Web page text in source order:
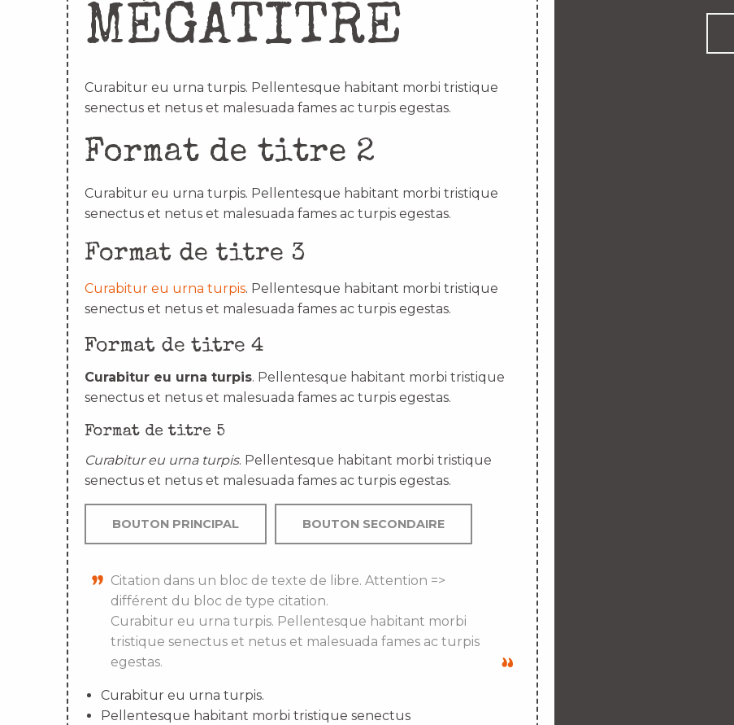
MÉGATITRE
Curabitur eu urna turpis. Pellentesque habitant morbi tristique
senectus et netus et malesuada fames ac turpis egestas.
Format de titre 2
Curabitur eu urna turpis. Pellentesque habitant morbi tristique
senectus et netus et malesuada fames ac turpis egestas.
Format de titre 3
Curabitur eu urna turpis. Pellentesque habitant morbi tristique
senectus et netus et malesuada fames ac turpis egestas.
Format de titre 4
Curabitur eu urna turpis. Pellentesque habitant morbi tristique
senectus et netus et malesuada fames ac turpis egestas.
Format de titre 5
Curabitur eu urna turpis. Pellentesque habitant morbi tristique
senectus et netus et malesuada fames ac turpis egestas.
BOUTON PRINCIPAL BOUTON SECONDAIRE
Citation dans un bloc de texte de libre. Attention =>
différent du bloc de type citation.
Curabitur eu urna turpis. Pellentesque habitant morbi
tristique senectus et netus et malesuada fames ac turpis
egestas.
Curabitur eu urna turpis.
Pellentesque habitant morbi tristique senectus